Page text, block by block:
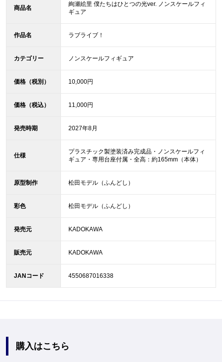
商品名
絢瀬絵里 僕たちはひとつの光ver. ノンスケールフィ
ギュア
作品名 ラブライブ！
カテゴリー ノンスケールフィギュア
価格（税別） 10,000円
価格（税込） 11,000円
発売時期 2027年8月
仕様
プラスチック製塗装済み完成品・ノンスケールフィ
ギュア・専用台座付属・全高：約165mm（本体）
原型制作 松田モデル（ふんどし）
彩色 松田モデル（ふんどし）
発売元 KADOKAWA
販売元 KADOKAWA
JANコード 4550687016338
購入はこちら